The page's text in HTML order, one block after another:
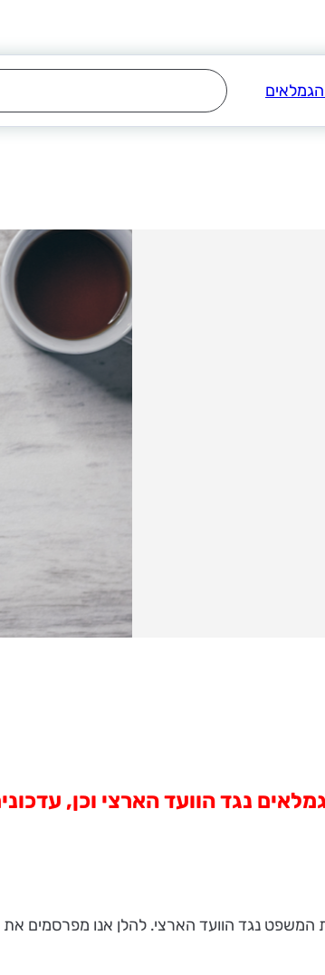
נגד הוועד הארצי וכן,
המשפט נגד הוועד הארצי. להלן אנו מפרסמים